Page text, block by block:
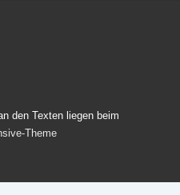
den Texten liegen beim
Theme